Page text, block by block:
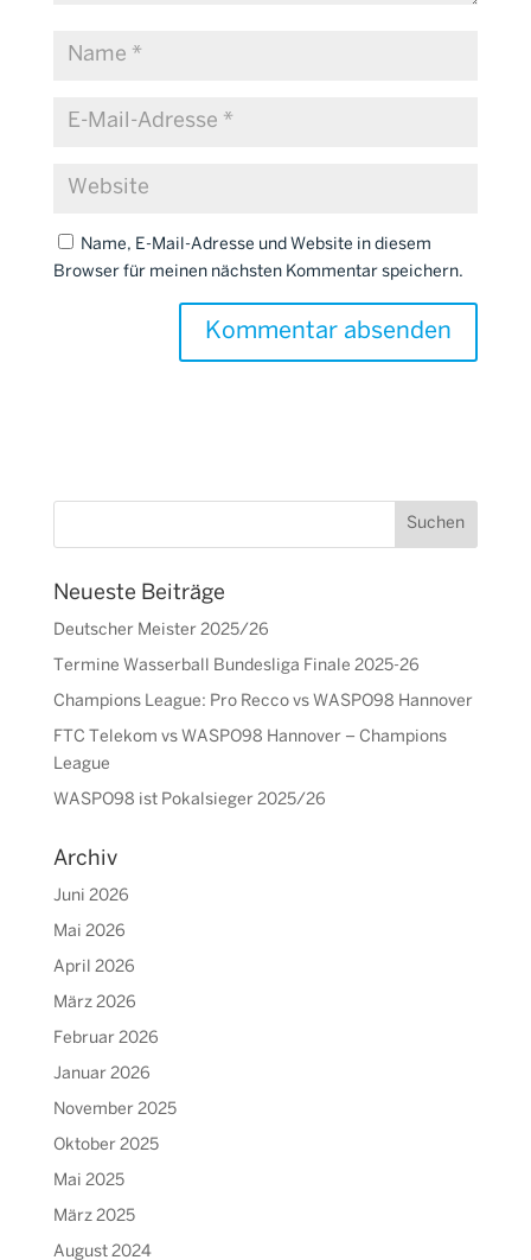
Name, E-Mail-Adresse und Website in diesem
Browser für meinen nächsten Kommentar speichern.
Neueste Beiträge
Deutscher Meister 2025/26
Termine Wasserball Bundesliga Finale 2025-26
Champions League: Pro Recco vs WASPO98 Hannover
FTC Telekom vs WASPO98 Hannover – Champions
League
WASPO98 ist Pokalsieger 2025/26
Archiv
Juni 2026
Mai 2026
April 2026
März 2026
Februar 2026
Januar 2026
November 2025
Oktober 2025
Mai 2025
März 2025
August 2024